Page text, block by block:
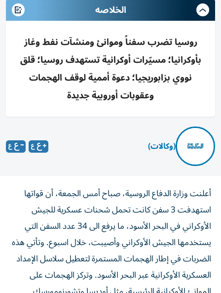
الخلاصه
روسيا تضرب سفناً وموانئ ومنشآت نفط وغاز
بأوكرانيا؛ مسيّرات أوكرانية تستهدف روسيا؛ قلق
نووي بزابوريجيا؛ دعوة أممية لوقف الهجمات
وعقوبات أوروبية جديدة
(وكالات)
أعلنت وزارة الدفاع الروسية، صباح أمس الجمعة، أن قواتها
استهدفت 3 سفن كانت تحمل شحنات عسكرية للجيش
الأوكراني في البحر الأسود، ما يرفع الى 34 عدد السفن التي
يستخدمها الجيش الأوكراني وأصيبت، خلال اسبوع. وتأتي هذه
الضربات في إطار الهجمات المستمرة لتعطيل سلاسل الإمداد
العسكرية الأوكرانية عبر البحر الأسود. وتركز الهجمات على